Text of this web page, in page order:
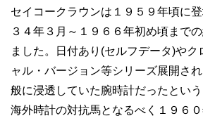
セイコークラウンは１９５９年頃に
３４年３月～１９６６年初め頃まで
ました。日付あり(セルフデータ)やク
ャル・バージョン等シリーズ展開さ
般に浸透していた腕時計だったという
海外時計の対抗馬となるべく１９６